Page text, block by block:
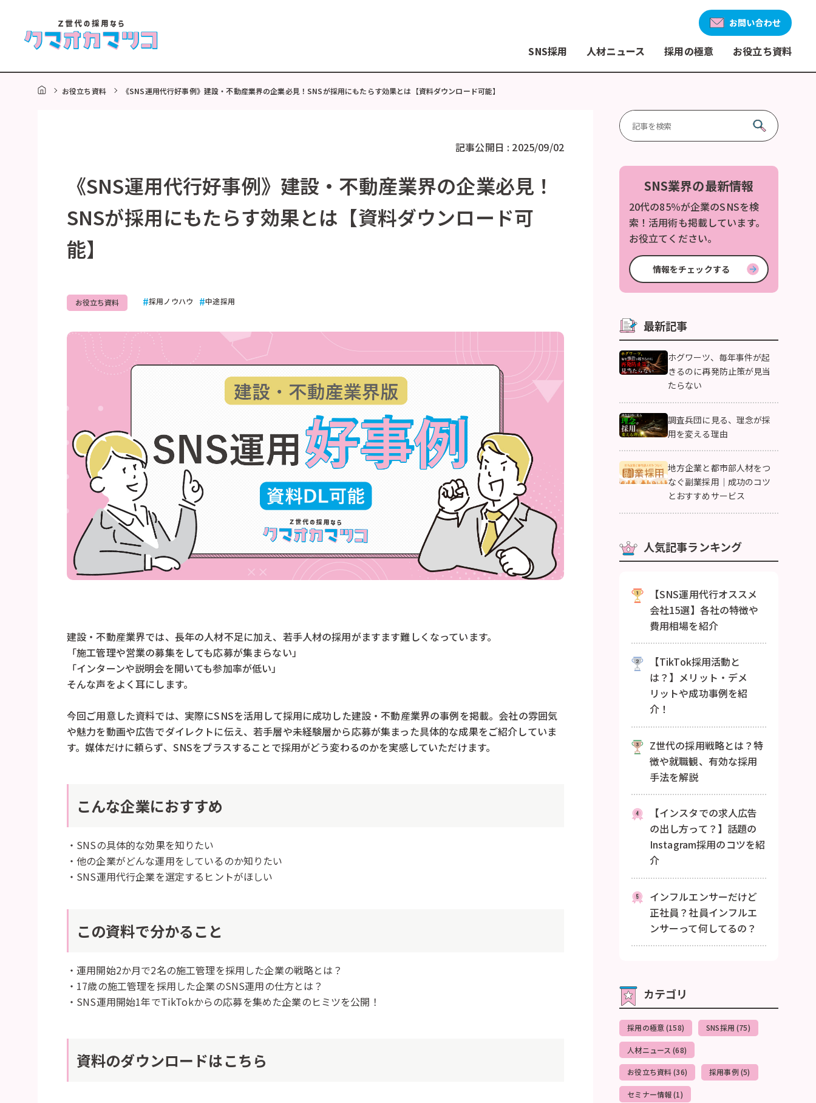
お問い合わせ
SNS採用 人材ニュース 採用の極意 お役立ち資料
HOMEお役立ち資料 《SNS運用代行好事例》建設・不動産業界の企業必見！SNSが採用にもたらす効果とは【資料ダウンロード可能】
記事公開日 : 2025/09/02
《SNS運用代行好事例》建設・不動産業界の企業必見！
SNSが採用にもたらす効果とは【資料ダウンロード可
能】
お役立ち資料 採用ノウハウ 中途採用
建設・不動産業界では、長年の人材不足に加え、若手人材の採用がますます難しくなっています。
「施工管理や営業の募集をしても応募が集まらない」
「インターンや説明会を開いても参加率が低い」
そんな声をよく耳にします。
今回ご用意した資料では、実際にSNSを活用して採用に成功した建設・不動産業界の事例を掲載。会社の雰囲気
や魅力を動画や広告でダイレクトに伝え、若手層や未経験層から応募が集まった具体的な成果をご紹介していま
す。媒体だけに頼らず、SNSをプラスすることで採用がどう変わるのかを実感していただけます。
こんな企業におすすめ
・SNSの具体的な効果を知りたい
・他の企業がどんな運用をしているのか知りたい
・SNS運用代行企業を選定するヒントがほしい
この資料で分かること
・運用開始2か月で2名の施工管理を採用した企業の戦略とは？
・17歳の施工管理を採用した企業のSNS運用の仕方とは？
・ SNS運用開始1年でTikTokからの応募を集めた企業のヒミツを公開！
資料のダウンロードはこちら
SNS業界の最新情報
20代の85％が企業のSNSを検
索！活用術も掲載しています。
お役立てください。
情報をチェックする
最新記事
ホグワーツ、毎年事件が起
きるのに再発防止策が見当
たらない
調査兵団に見る、理念が採
用を変える理由
地方企業と都市部人材をつ
なぐ副業採用｜成功のコツ
とおすすめサービス
人気記事ランキング
【SNS運用代行オススメ
会社15選】各社の特徴や
費用相場を紹介
【TikTok採用活動と
は？】メリット・デメ
リットや成功事例を紹
介！
Z世代の採用戦略とは？特
徴や就職観、有効な採用
手法を解説
【インスタでの求人広告
の出し方って？】話題の
Instagram採用のコツを紹
介
インフルエンサーだけど
正社員？社員インフルエ
ンサーって何してるの？
カテゴリ
採用の極意 (158) SNS採用 (75)
人材ニュース (68)
お役立ち資料 (36) 採用事例 (5)
セミナー情報 (1)